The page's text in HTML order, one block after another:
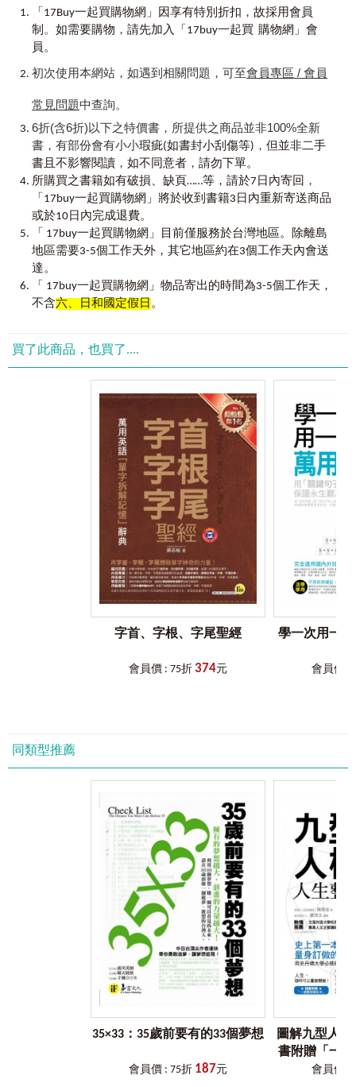
Personality Type with practical examples.
學習任何關於性格模式的知識，都很容易陷入給人貼標籤的
精確且簡單，且運用許多生活的例子，並寫出每種型態在不
清每種型態的差異，也能明白他們的內在衝突與困境。這本
書可以讓讀者進入九種型態的內在世界，以及一窺型態之間
的動態連結。
We can easily fall into the trap of stereotyping when learning any
kind of personality system. Paul has highlighted the different
behaviours and attitudes when the Types are at different
emotional states. This not only helps us recognising the Types
more easily but also enables us to appreciate the challenges each
Type is experiencing. This book gives us a lot of insights into the
inner world of the Enneagram Types and the dynamics of the
system.
關於型態間的溝通祕密（本書第三章）非常實用，而我個人
加平衡每種型態。當中的Checklist就像是溫度計，提醒自己的
The tips on how to communicate with each Type are very useful. I
particularly enjoy the New Life session. This session reminds us
that we are not our Type. We can have choices. We can become
more balanced with practices. The Checklist is like a thermometer,
telling us if we are sick or we are becoming more healthy.
This is book is a complete guide for beginners.
（資深顧問、T.E.I.認證九型人格講師、9D認證講師）
【資深保險業主管】
在還沒聽過九型人格之前，我透過星座、血型來瞭解自
己。我是一個什麼個性的人？我在什麼情況下會做什麼樣的
決定？有些時候覺得奇準無比，有些時候又感覺好像得到了
一個虛無縹緲、模稜兩可的答案。
藉此瞭解到九種不同的人格特質，也讓我更清楚自己的人生
我也將這本書介紹給很多同事與朋友，大家透過書裡的
效的團隊合作與溝通。所以這本書對我而言，不只在自我瞭
解方面有很大的助益，在團隊帶領或合作共融上，也有十分
李偉菁（保險業主管）
《我的第一本圖解九型人格》是我接觸到「九型人格」的
第一本書。很幸運可以在剛接觸「九型人格」時就讀到這本
書，整本書可愛的插圖及詳細的文字讓我在拿到書的第一天
就把它看完。書中所介紹的「九種性格類型」以及「與九種
性格類型的相處之道」讓我能夠很快的運用在生活上，最先
改善的是與家人的相處，因為知道要如何回應他們，便減少
在閱讀的過程中，我慢慢開始意識到自己所習慣的行為
與態度，也學會觀察周遭朋友。當我理解他人的行為與思考
模式後，可以用輕鬆的方式來回應。「解密篇」與「重生
九型圖應該是源自於兩千多年前的中東地區，實際起源已不
可考。比較能夠肯定的是，在1920年前後，九型人格之父葛
吉夫（Gurdjieff）將九型圖帶進西方世界。1950年前後，來
自玻利維亞的奧斯卡‧伊茲查洛（Oscar Ischazo）奠定此系統
與性格的理論；1970年代，智利裔的美國教授克勞帝歐‧那朗
格廣為人知。數十年來，許許多多的學者老師們，仍不斷將
的瞭解九型人格理論。
九型人格深度剖析了人類九種不同的感覺、思考與行為模
式；提供了一個有系統的方式，從行為、態度、內心發展與
精神變化中，幫助我們觀察自己的行為，進而提升自我。
由於九型人格系統不但具有效用，而且容易活用，所以越來
越受歡迎。目前已被廣泛應用到各種領域，包括：工作、教
育、心理諮商、商業管理、法律、藝術、心靈成長等。美國
中央情報局(CIA)，及各大企業，例如︰蘋果（Apple）、惠普
（HP）、迪士尼（Walt Disney）等跨國公司也利用九型人格
來進行「溝通技巧」、「衝突管理」、「領導統御」等團隊
各種角色的性格與行為態度；在諮商輔導上，許多心理諮商
師不但利用九型人格促進與被諮詢者的關係，也能針對被諮
九種性格型態一覽
每個人都有一個主型，主型性格會影響一個人的核心特質，
通常這些核心特質會最符合我們日常生活中大部分的行為。
下面是針對九種性格的概述。在此把每一種性格的特點強化
出來，是為了讓大家比較容易瞭解每個型態的特徵。這裡的
簡述不能完整地表現出一個性格型態的全部，只可以作為參
考。在閱讀的過程中，可以問自己兩個問題：
我認為自己的性格模式是哪一型？
我是否覺得不只一種性格模式適合我？
一型人是九種型態中最要求完美、最講原則，也最重視細節
的人。有崇高理想的他，常讓人感到像判官一般黑白分明。
二型人是九種型態中最熱心、最渴望幫助人，也最會同情周
標的人。為了成功達成目標，他努力的在各項任務中奔走，
往往給人精力十足的形象。
四型人是九種型態中最敏感、最個人主義，也最重視美感的
人。內心纖細的他，就像藝術家一般獨特又難以預測。
五型人是九種型態中最內向、最具好奇心，也最渴望學習新
知的人。沈溺於書堆或各種知識中的他，常與人保持距離，
予人獨行俠的感覺。
六型人是九種型態中最忠誠、最有責任感，也最會分析強弱
機危的人。對於身邊權力與危機的警覺，就像是生活如履薄
七型人是九種型態中最爽朗、最有活力，也最容易看到事情
正面的人。樂於嘗試新事物的他，就像一個生活探險家，不
斷發掘生活中不同的驚喜。
八型人是九種型態中最豪氣、最有決斷力，也最渴望掌控一
切的人。願意成為領導著的他，散發著霸氣與堅強的鬥志，
「17Buy一起買購物網」因享有特別折扣 ， 故採用會員
制 。 如需要購物 ， 請先加入「17buy一起買 購物網」會
員。
初次使用本網站，如遇到相關問題，可至會員專區 / 會員
常見問題中查詢。
6折(含6折)以下之特價書，所提供之商品並非100%全新
書，有部份會有小小瑕疵(如書封小刮傷等) ， 但並非二手
書且不影響閱讀 ， 如不同意者 ， 請勿下單。
所購買之書籍如有破損、缺頁……等，請於7日內寄回 ，
「17buy一起買購物網」將於收到書籍3日內重新寄送商品
或於10日內完成退費。
「 17buy一起買購物網」目前僅服務於台灣地區。除離島
地區需要3-5個工作天外，其它地區約在3個工作天內會送
達。
「 17buy一起買購物網」物品寄出的時間為3-5個工作天，
不含六、日和國定假日 。
買了此商品，也買了....
字首、字根、字尾聖經
會員價 : 75折 374元
學一次用一
會員價 :
同類型推薦
35×33：35歲前要有的33個夢想
會員價 : 75折 187元
圖解九型人
書附贈「一
會員價 :